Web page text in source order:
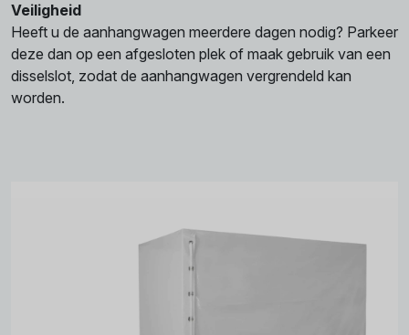
Veiligheid
Heeft u de aanhangwagen meerdere dagen nodig? Parkeer
deze dan op een afgesloten plek of maak gebruik van een
disselslot, zodat de aanhangwagen vergrendeld kan
worden.